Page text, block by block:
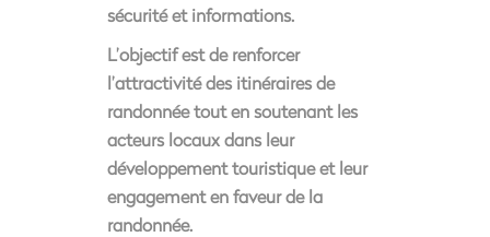
sécurité et informations.
L’objectif est de renforcer
l’attractivité des itinéraires de
randonnée tout en soutenant les
acteurs locaux dans leur
développement touristique et leur
engagement en faveur de la
randonnée.